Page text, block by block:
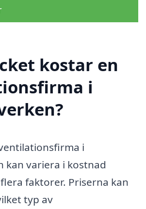
kostar en
i
i
kan variera i kostnad
faktorer. Priserna kan
typ av